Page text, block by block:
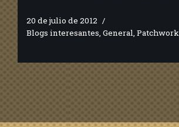
20 de julio de 2012
Blogs interesantes General Patchwork